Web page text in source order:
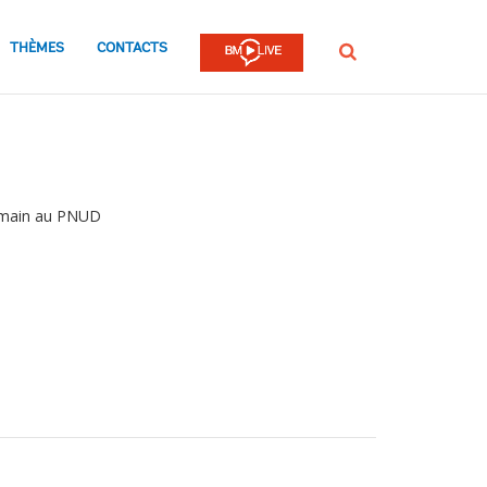
THÈMES CONTACTS Rechercher
au PNUD